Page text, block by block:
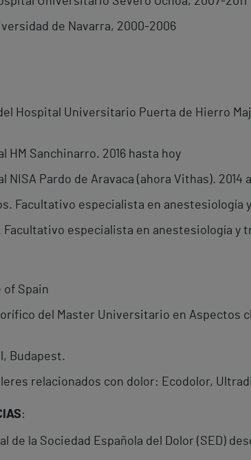
de Navarra, 2000-2006
Hospital Universitario Puerta de Hierro
Sanchinarro. 2016 hasta hoy
Pardo de Aravaca (ahora Vithas). 2014 a
Facultativo especialista en anestesiología
especialista en anestesiología y
of Spain
del Master Universitario en Aspectos
Budapest.
relacionados con dolor: Ecodolor,
:
de la Sociedad Española del Dolor (SED)